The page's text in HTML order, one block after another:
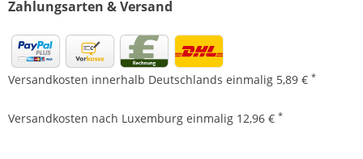
Zahlungsarten & Versand
Versandkosten innerhalb Deutschlands einmalig 5,89 € *
Versandkosten nach Luxemburg einmalig 12,96 € *